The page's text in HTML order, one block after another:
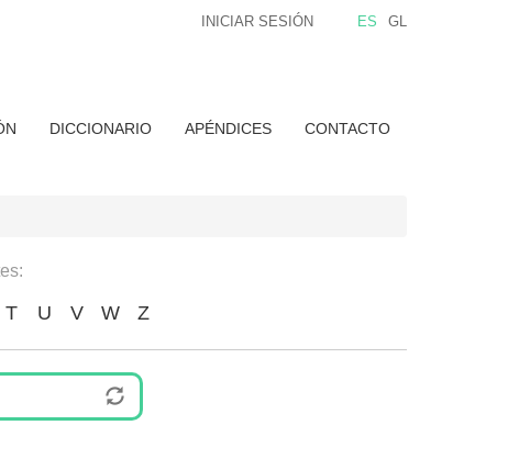
ES GL
INICIAR SESIÓN
DICCIONARIO APÉNDICES CONTACTO
T U V W Z